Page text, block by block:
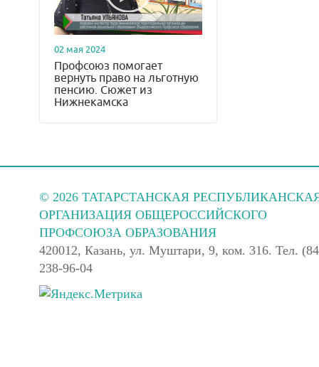
02 мая 2024
Профсоюз помогает
вернуть право на льготную
пенсию. Сюжет из
Нижнекамска
© 2026 ТАТАРСТАНСКАЯ
ОРГАНИЗАЦИЯ ОБЩЕРОССИЙСКОГО
ПРОФСОЮЗА ОБРАЗОВАНИЯ
420012, Казань, ул. Муштари, 9, ком. 316. Тел.
238-96-04